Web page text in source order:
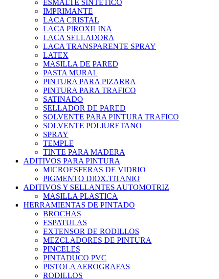
ESMALTE SINTETICO
IMPRIMANTE
LACA CRISTAL
LACA PIROXILINA
LACA SELLADORA
LACA TRANSPARENTE SPRAY
LATEX
MASILLA DE PARED
PASTA MURAL
PINTURA PARA PIZARRA
PINTURA PARA TRAFICO
SATINADO
SELLADOR DE PARED
SOLVENTE PARA PINTURA TRAFICO
SOLVENTE POLIURETANO
SPRAY
TEMPLE
TINTE PARA MADERA
ADITIVOS PARA PINTURA
MICROESFERAS DE VIDRIO
PIGMENTO DIOX.TITANIO
ADITIVOS Y SELLANTES AUTOMOTRIZ
MASILLA PLASTICA
HERRAMIENTAS DE PINTADO
BROCHAS
ESPATULAS
EXTENSOR DE RODILLOS
MEZCLADORES DE PINTURA
PINCELES
PINTADUCO PVC
PISTOLA AEROGRAFAS
RODILLOS